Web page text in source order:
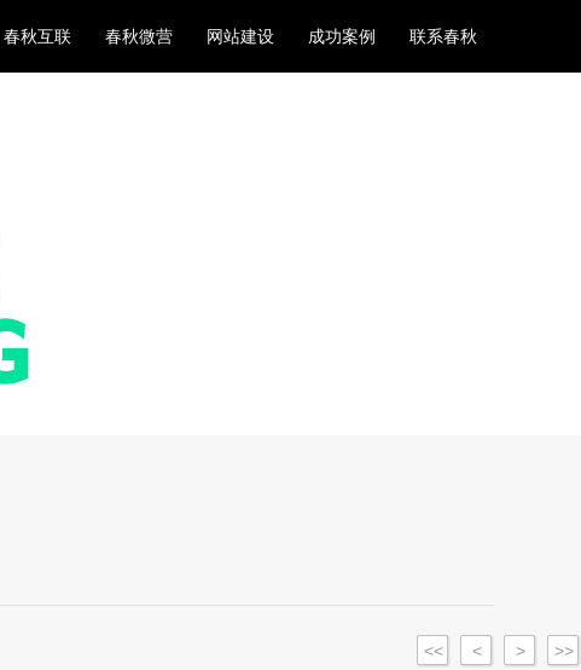
联系春秋
成功案例
网站建设
春秋微营
春秋互联
<< < > >>